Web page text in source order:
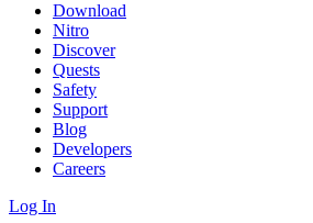
Download
Nitro
Discover
Quests
Safety
Support
Blog
Developers
Careers
Log In